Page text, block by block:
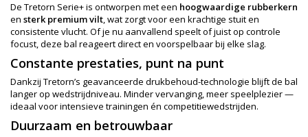
De Tretorn Serie+ is ontworpen met een hoogwaardige rubberkern
en sterk premium vilt, wat zorgt voor een krachtige stuit en
consistente vlucht. Of je nu aanvallend speelt of juist op controle
focust, deze bal reageert direct en voorspelbaar bij elke slag.
Constante prestaties, punt na punt
Dankzij Tretorn’s geavanceerde drukbehoud-technologie blijft de bal
langer op wedstrijdniveau. Minder vervanging, meer speelplezier —
ideaal voor intensieve trainingen én competitiewedstrijden.
Duurzaam en betrouwbaar